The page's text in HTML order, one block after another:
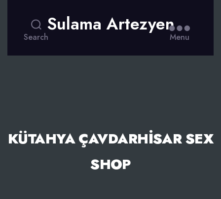
Search
Sulama Artezyen
Menu
KÜTAHYA ÇAVDARHISAR SEX
SHOP